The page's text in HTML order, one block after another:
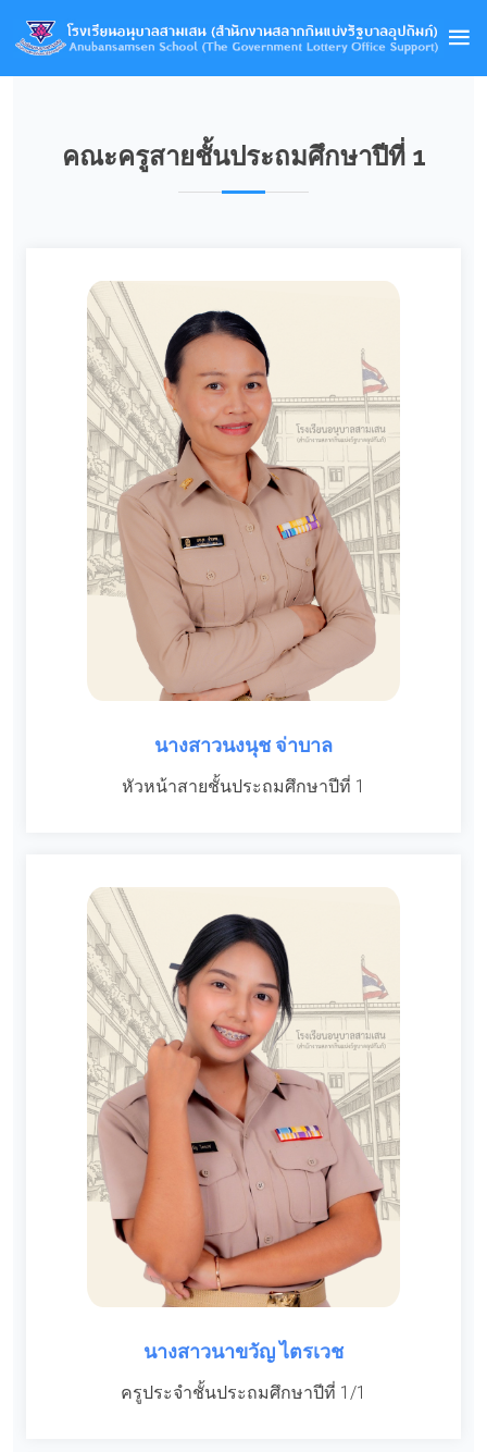
คณะครูสายชั้นประถมศึกษาปีที่ 1
นางสาวนงนุช จ่าบาล
หัวหน้าสายชั้นประถมศึกษาปีที่ 1
นางสาวนาขวัญ ไตรเวช
ครูประจำชั้นประถมศึกษาปีที่ 1/1